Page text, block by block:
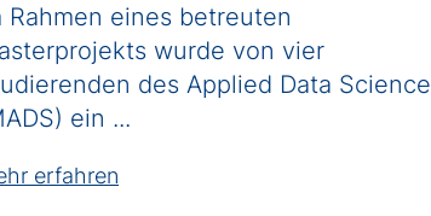
Rahmen eines betreuten
wurde von vier
des Applied Data Science
ein ...
erfahren